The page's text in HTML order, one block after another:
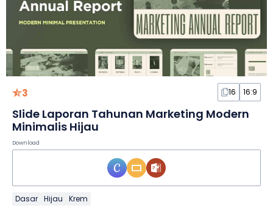
3 16 16:9
Slide Laporan Tahunan Marketing Modern
Minimalis Hijau
Download
Dasar Hijau Krem